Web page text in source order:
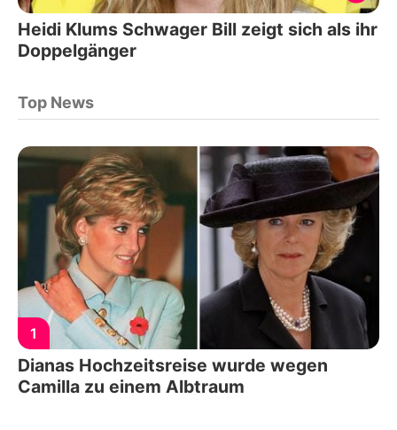
Heidi Klums Schwager Bill zeigt sich als ihr
Doppelgänger
Top News
1
Dianas Hochzeitsreise wurde wegen
Camilla zu einem Albtraum